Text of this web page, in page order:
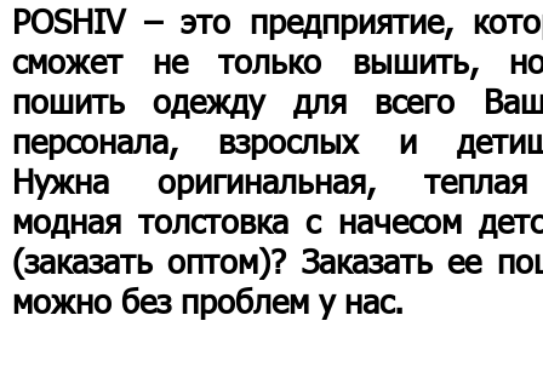
POSHIV – это предприятие,
сможет не только вышить,
пошить одежду для всего
персонала, взрослых и
Нужна оригинальная,
модная толстовка с начесом
(заказать оптом)? Заказать ее
можно без проблем у нас.